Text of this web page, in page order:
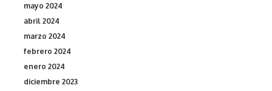
mayo 2024
abril 2024
marzo 2024
febrero 2024
enero 2024
diciembre 2023